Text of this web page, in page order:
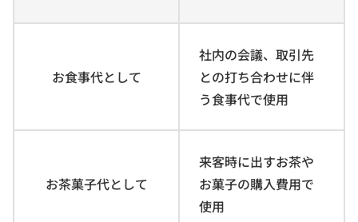
お食事代として
社内の会議、取引先
との打ち合わせに伴
う食事代で使用
お茶菓子代として
来客時に出すお茶や
お菓子の購入費用で
使用